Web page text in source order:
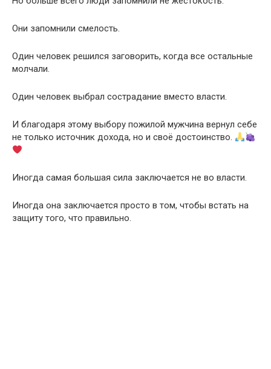
Они запомнили смелость.
Один человек решился заговорить, когда все остальные
молчали.
Один человек выбрал сострадание вместо власти.
И благодаря этому выбору пожилой мужчина вернул себе
не только источник дохода, но и своё достоинство.
Иногда самая большая сила заключается не во власти.
Иногда она заключается просто в том, чтобы встать на
защиту того, что правильно.